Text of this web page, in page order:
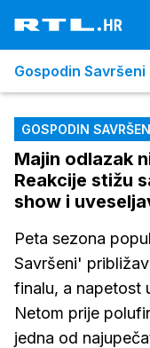
Gospodin Savršeni
GOSPODIN
Majin odlazak
Reakcije stižu
show i
Peta sezona
Savršeni'
finalu, a napetost
Netom prije
jedna od